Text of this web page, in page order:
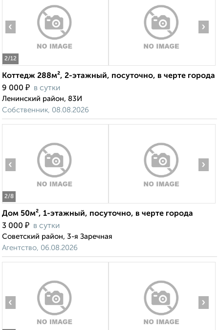
2/12
‹ ›
Коттедж 288м², 2-этажный, посуточно, в черте города
9 000 ₽ в сутки
Ленинский район, 83И
Собственник, 08.08.2026
2/8
‹ ›
Дом 50м², 1-этажный, посуточно, в черте города
3 000 ₽ в сутки
Советский район, 3-я Заречная
Агентство, 06.08.2026
‹ ›